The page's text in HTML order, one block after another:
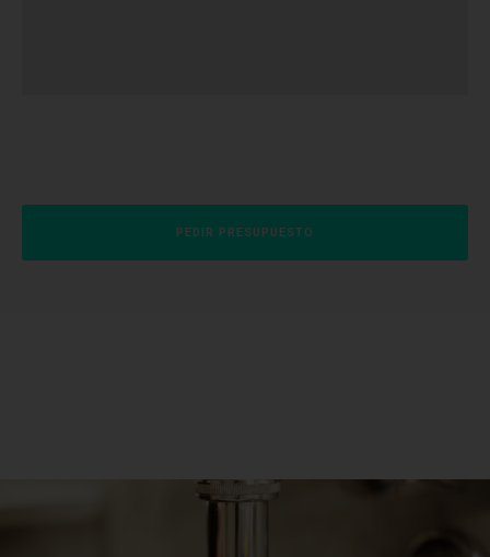
PEDIR PRESUPUESTO